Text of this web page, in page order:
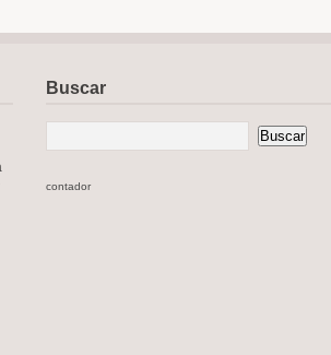
Buscar
contador